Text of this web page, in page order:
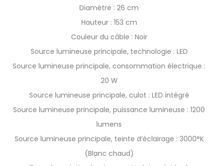
Diamètre : 26 cm
Hauteur : 153 cm
Couleur du câble : Noir
Source lumineuse principale, technologie : LED
Source lumineuse principale, consommation électrique :
20 W
Source lumineuse principale, culot : LED intégré
Source lumineuse principale, puissance lumineuse : 1200
lumens
Source lumineuse principale, teinte d’éclairage : 3000°K
(Blanc chaud)